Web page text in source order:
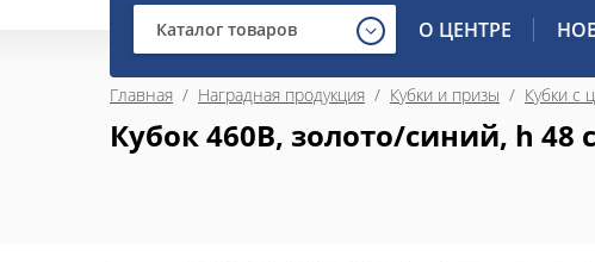
Каталог товаров О ЦЕНТРЕ
Главная
  /
Наградная продукция
  /
Кубки и призы
  /
Кубки с
Кубок 460B, золото/синий, h